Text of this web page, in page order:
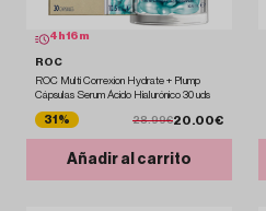
4 h16 m
ROC
ROC Multi Correxion Hydrate + Plump
Cápsulas Serum Ácido Hialurónico 30 uds
31% 28.99€20.00€
Añadir al carrito